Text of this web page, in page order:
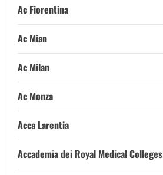
Ac Fiorentina
Ac Mian
Ac Milan
Ac Monza
Acca Larentia
Accademia dei Royal Medical Colleges